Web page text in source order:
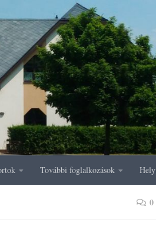
További foglalkozások
0